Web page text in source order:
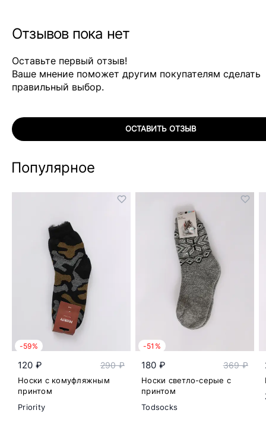
Отзывов пока нет
Оставьте первый отзыв!
Ваше мнение поможет другим покупателям сделать
правильный выбор.
ОСТАВИТЬ ОТЗЫВ
Популярное
-59%
120 ₽ 290 ₽
Носки с комуфляжным
принтом
Priority
-51%
180 ₽ 369 ₽
Носки светло-серые с
принтом
Todsocks